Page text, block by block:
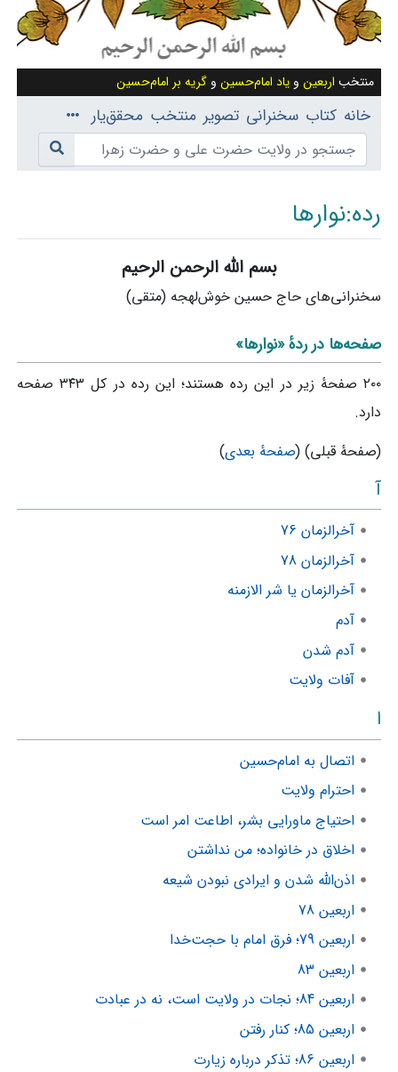
منتخب اربعین و یاد امام‌حسین و گریه بر امام‌حسین
خانه کتاب سخنرانی تصویر منتخب محقق‌یار
رده:نوارها
جستجو
بسم الله الرحمن الرحیم
سخنرانی‌های حاج حسین خوش‌لهجه (متقی)
صفحه‌ها در ردهٔ «نوارها»
۲۰۰ صفحۀ زیر در این رده هستند؛ این رده در کل ۳۴۳ صفحه
دارد.
(صفحهٔ قبلی) (صفحهٔ بعدی)
آ
آخرالزمان 76
آخرالزمان 78
آخرالزمان یا شر الازمنه
آدم
آدم شدن
آفات ولایت
ا
اتصال به امام‌حسین
احترام ولایت
احتیاج ماورایی بشر، اطاعت امر است
اخلاق در خانواده؛ من نداشتن
اذن‌الله شدن و ایرادی نبودن شیعه
اربعین 78
اربعین 79؛ فرق امام با حجت‌خدا
اربعین 83
اربعین 84؛ نجات در ولایت است، نه در عبادت
اربعین 85؛ کنار رفتن
اربعین 86؛ تذکر درباره زیارت